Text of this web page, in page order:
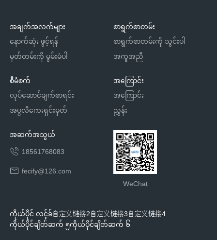
အချက်အလက်များ
နောက်ဆုံး ဖွင့်ရန်
မှတ်တမ်းကို မွမ်းမံပါ
စာရွက်စာတမ်း
စာရွက်စာတမ်းကို သွင်းပါ
အကူအညီ
စီမံစက်
လုပ်ဆောင်ချက်စာရင်း
အပ္ပလီကေးရှင်းမှတ်
အကြောင်း
အကြောင်း
ညွှန်း
အဆက်အသွယ်
18561768083
fecify@126.com
WeChat
ကိုယ်ပိုင် လင့်ခ်自定义链接2自定义链接3自定义链接4
ကိုယ်ပိုင်ချိတ်ဆက် ၅ကိုယ်ပိုင်ချိတ်ဆက် ၆